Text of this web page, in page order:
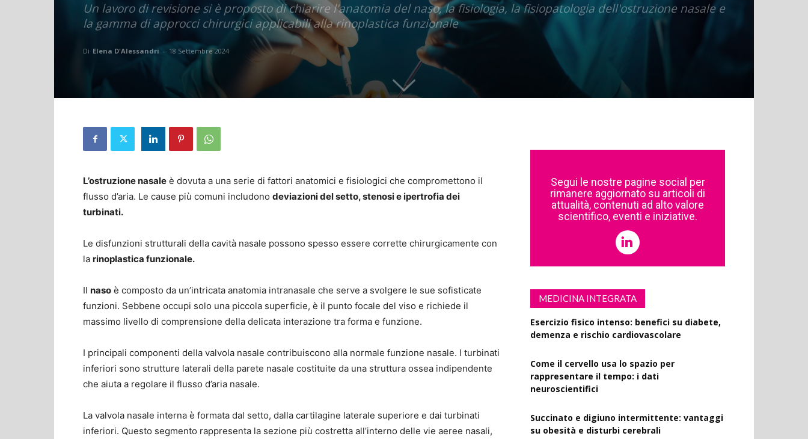
Un lavoro di revisione si è proposto di chiarire l'anatomia del naso, la fisiologia, la fisiopatologia dell'ostruzione nasale e
la gamma di approcci chirurgici applicabili alla rinoplastica funzionale
Di Elena D'Alessandri - 18 Settembre 2024
L’ostruzione nasale è dovuta a una serie di fattori anatomici e fisiologici che compromettono il
flusso d’aria. Le cause più comuni includono deviazioni del setto, stenosi e ipertrofia dei
turbinati.
Le disfunzioni strutturali della cavità nasale possono spesso essere corrette chirurgicamente con
la rinoplastica funzionale.
Il naso è composto da un’intricata anatomia intranasale che serve a svolgere le sue sofisticate
funzioni. Sebbene occupi solo una piccola superficie, è il punto focale del viso e richiede il
massimo livello di comprensione della delicata interazione tra forma e funzione.
I principali componenti della valvola nasale contribuiscono alla normale funzione nasale. I turbinati
inferiori sono strutture laterali della parete nasale costituite da una struttura ossea indipendente
che aiuta a regolare il flusso d’aria nasale.
La valvola nasale interna è formata dal setto, dalla cartilagine laterale superiore e dai turbinati
inferiori. Questo segmento rappresenta la sezione più costretta all’interno delle vie aeree nasali,
Segui le nostre pagine social per
rimanere aggiornato su articoli di
attualità, contenuti ad alto valore
scientifico, eventi e iniziative.
MEDICINA INTEGRATA
Esercizio fisico intenso: benefici su diabete,
demenza e rischio cardiovascolare
Come il cervello usa lo spazio per
rappresentare il tempo: i dati
neuroscientifici
Succinato e digiuno intermittente: vantaggi
su obesità e disturbi cerebrali